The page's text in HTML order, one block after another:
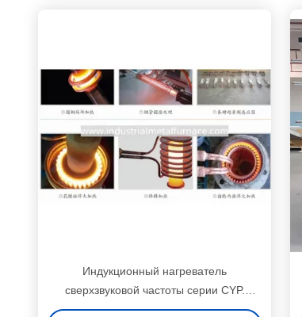
Индукционный нагреватель
сверхзвуковой частоты серии CYP.
Высокочастотный нагреватель для